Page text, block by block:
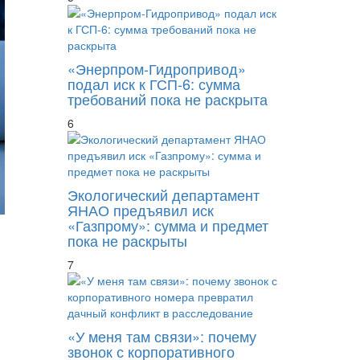
В Брянской области обанкрочена
«Энерпром-Гидропривод»
подал иск к ГСП-6: сумма
требований пока не раскрыта
6
Экологический департамент
ЯНАО предъявил иск
«Газпрому»: сумма и предмет
пока не раскрыты
7
«У меня там связи»: почему
звонок с корпоративного